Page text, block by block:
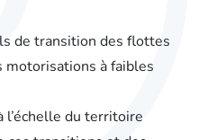
de transition des flottes
à faibles
l’échelle du territoire